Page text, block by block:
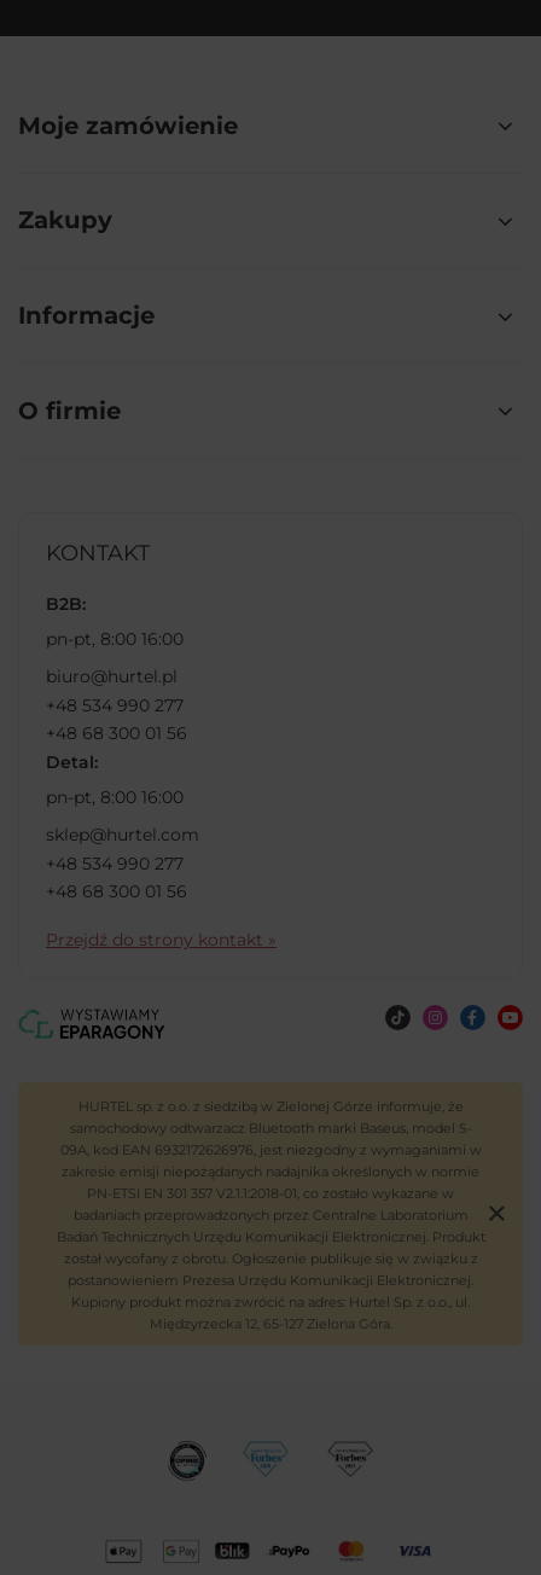
Moje zamówienie
Zakupy
Informacje
O firmie
KONTAKT
B2B:
pn-pt, 8:00 16:00
biuro@hurtel.pl
+48 534 990 277
+48 68 300 01 56
Detal:
pn-pt, 8:00 16:00
sklep@hurtel.com
+48 534 990 277
+48 68 300 01 56
Przejdź do strony kontakt »
HURTEL sp. z o.o. z siedzibą w Zielonej Górze informuje, że
samochodowy odtwarzacz Bluetooth marki Baseus, model S-
09A, kod EAN 6932172626976, jest niezgodny z wymaganiami w
zakresie emisji niepożądanych nadajnika określonych w normie
PN-ETSI EN 301 357 V2.1.1:2018-01, co zostało wykazane w
badaniach przeprowadzonych przez Centralne Laboratorium
Badań Technicznych Urzędu Komunikacji Elektronicznej. Produkt
został wycofany z obrotu. Ogłoszenie publikuje się w związku z
postanowieniem Prezesa Urzędu Komunikacji Elektronicznej.
Kupiony produkt można zwrócić na adres: Hurtel Sp. z o.o., ul.
Międzyrzecka 12, 65-127 Zielona Góra.